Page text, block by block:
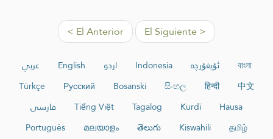
< El Anterior El Siguiente >
عربي English اردو Indonesia ئۇيغۇرچە
বাংলা
Türkçe
Русский Bosanski සිංහල हिन्दी
中文
فارسی
Tiếng Việt Tagalog Kurdî
Hausa
Português
മലയാളം తెలుగు Kiswahili
தமிழ்